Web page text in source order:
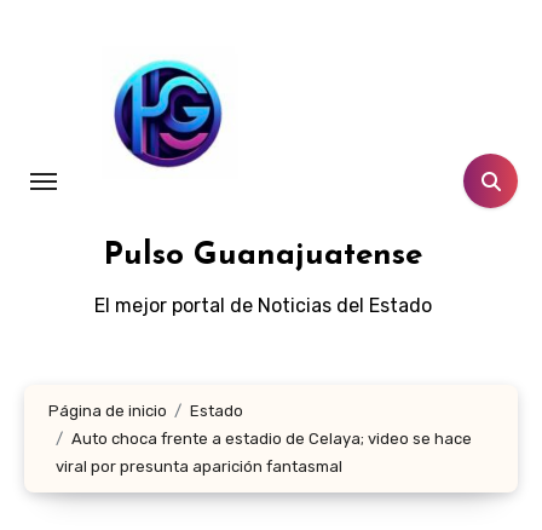
Pulso Guanajuatense
El mejor portal de Noticias del Estado
Página de inicio
Estado
Auto choca frente a estadio de Celaya; video se hace
viral por presunta aparición fantasmal